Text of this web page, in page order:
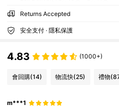
Returns Accepted
安全支付 · 隱私保護
4.83 (1000+)
會回購(14) 物流快(25) 禮物
m***1